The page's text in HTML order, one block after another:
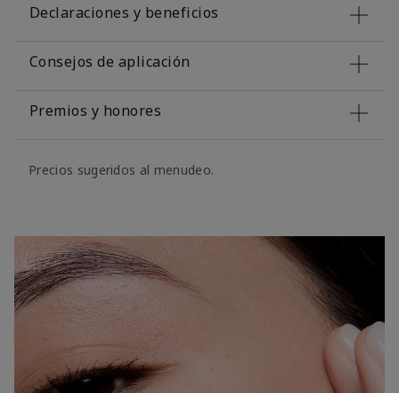
Declaraciones y beneficios
Consejos de aplicación
Premios y honores
Precios sugeridos al menudeo.